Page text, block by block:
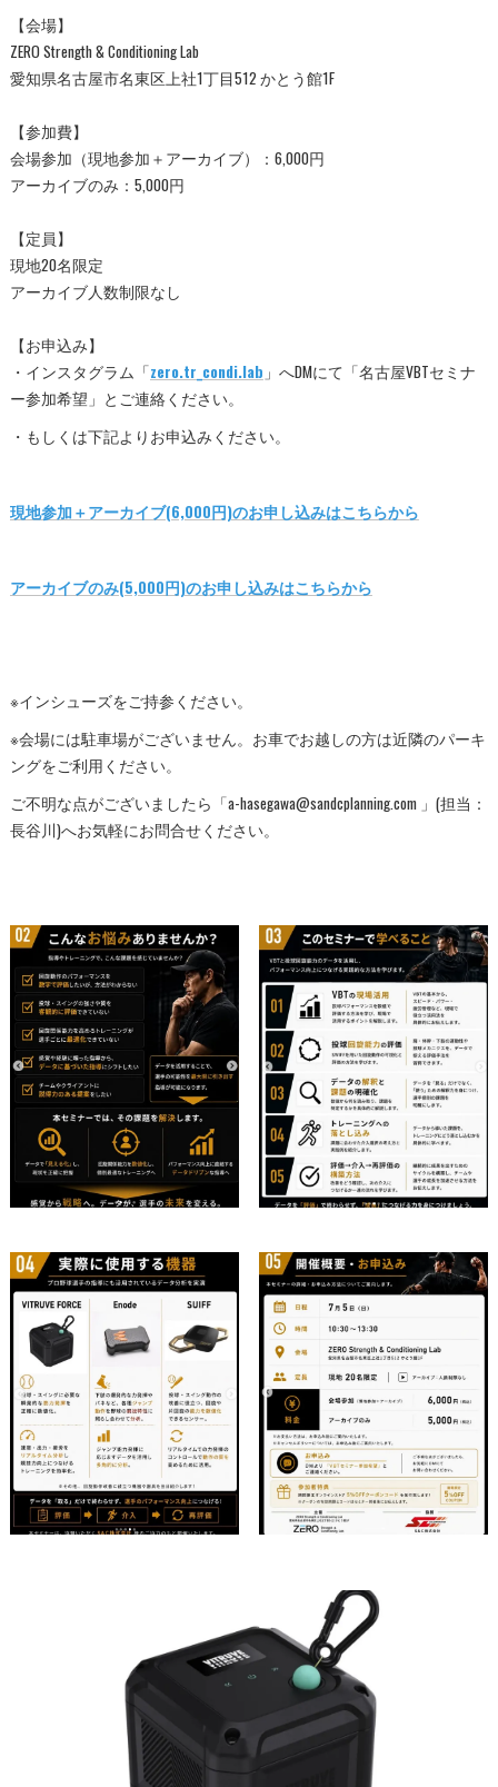
【会場】
ZERO Strength & Conditioning Lab
愛知県名古屋市名東区上社1丁目512 かとう館1F
【参加費】
会場参加（現地参加＋アーカイブ）：6,000円
アーカイブのみ：5,000円
【定員】
現地20名限定
アーカイブ人数制限なし
【お申込み】
・インスタグラム「zero.tr_condi.lab 」へDMにて「名古屋VBTセミナ
ー参加希望」とご連絡ください。
・もしくは下記よりお申込みください。
現地参加＋アーカイブ(6,000円)のお申し込みはこちらから
アーカイブのみ(5,000円)のお申し込みはこちらから
※インシューズをご持参ください。
※会場には駐車場がございません。お車でお越しの方は近隣のパーキ
ングをご利用ください。
ご不明な点がございましたら「a-hasegawa@sandcplanning.com 」(担当：
長谷川)へお気軽にお問合せください。